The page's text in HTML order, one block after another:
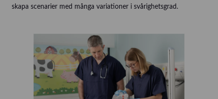
skapa scenarier med många variationer i svårighetsgrad.